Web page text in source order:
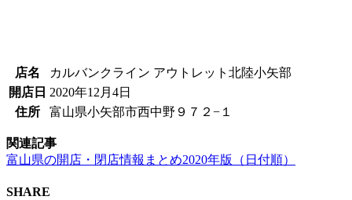
店名
カルバンクライン アウトレット北陸小矢部
開店日 2020年12月4日
住所
富山県小矢部市西中野９７２−１
関連記事
富山県の開店・閉店情報まとめ2020年版（日付順）
SHARE